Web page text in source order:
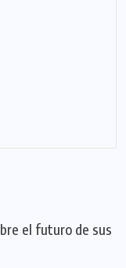
el futuro de sus